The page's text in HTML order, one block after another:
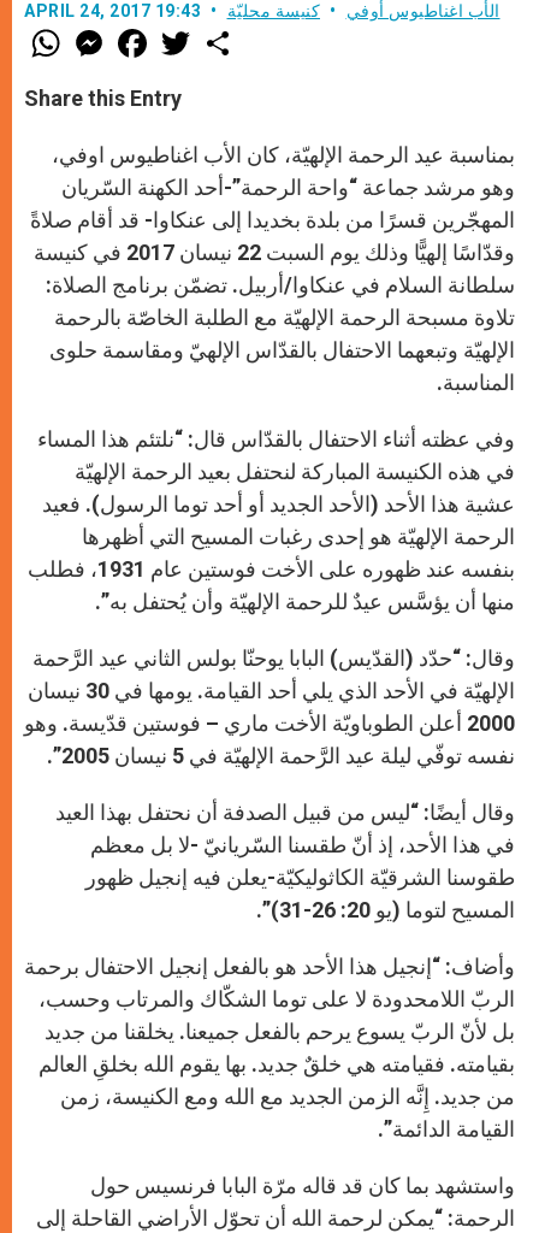
APRIL 24, 2017 19:43 الأب اغناطيوس أوفي كنيسة محليّة
W
h
t
s
p
M
e
s
e
g
e
r
F
a
e
b
o
k
T
w
r
Share this Entry
بمناسبة عيد الرحمة الإلهيّة، كان الأب اغناطيوس اوفي،
وهو مرشد جماعة “واحة الرحمة”-أحد الكهنة السّريان
المهجّرين قسرًا من بلدة بخديدا إلى عنكاوا- قد أقام صلاةً
وقدّاسًا إلهيًّا وذلك يوم السبت 22 نيسان 2017 في كنيسة
سلطانة السلام في عنكاوا/أربيل. تضمّن برنامج الصلاة:
تلاوة مسبحة الرحمة الإلهيّة مع الطلبة الخاصّة بالرحمة
الإلهيّة وتبعهما الاحتفال بالقدّاس الإلهيّ ومقاسمة حلوى
المناسبة.
وفي عظته أثناء الاحتفال بالقدّاس قال: “نلتئم هذا المساء
في هذه الكنيسة المباركة لنحتفل بعيد الرحمة الإلهيّة
عشية هذا الأحد (الأحد الجديد أو أحد توما الرسول). فعيد
الرحمة الإلهيّة هو إحدى رغبات المسيح التي أظهرها
بنفسه عند ظهوره على الأخت فوستين عام 1931، فطلب
منها أن يؤسَّس عيدٌ للرحمة الإلهيّة وأن يُحتفل به”.
وقال: “حدّد (القدّيس) البابا يوحنّا بولس الثاني عيد الرَّحمة
الإلهيّة في الأحد الذي يلي أحد القيامة. يومها في 30 نيسان
2000 أعلن الطوباويّة الأخت ماري – فوستين قدّيسة. وهو
نفسه توفّي ليلة عيد الرَّحمة الإلهيّة في 5 نيسان 2005”.
وقال أيضًا: “ليس من قبيل الصدفة أن نحتفل بهذا العيد
في هذا الأحد، إذ أنّ طقسنا السّريانيّ -لا بل معظم
طقوسنا الشرقيّة الكاثوليكيّة-يعلن فيه إنجيل ظهور
المسيح لتوما (يو 20: 26-31)”.
وأضاف: “إنجيل هذا الأحد هو بالفعل إنجيل الاحتفال برحمة
الربّ اللامحدودة لا على توما الشكّاك والمرتاب وحسب،
بل لأنّ الربّ يسوع يرحم بالفعل جميعنا. يخلقنا من جديد
بقيامته. فقيامته هي خلقٌ جديد. بها يقوم الله بخلقِ العالم
من جديد. إِنَّه الزمن الجديد مع الله ومع الكنيسة، زمن
القيامة الدائمة”.
واستشهد بما كان قد قاله مرّة البابا فرنسيس حول
الرحمة: “يمكن لرحمة الله أن تحوّل الأراضي القاحلة إلى